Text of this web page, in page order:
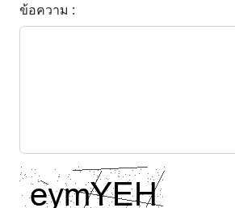
ข้อความ :